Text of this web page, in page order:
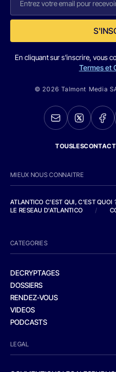
En cliquant sur s'inscrire, vous
Termes et
© 2026 Talmont Media
MIEUX NOUS CONNAITRE
ATLANTICO C'EST QUI, C'EST QUOI
LE RESEAU D'ATLANTICO
/
CATEGORIES
DECRYPTAGES
DOSSIERS
RENDEZ-VOUS
VIDEOS
PODCASTS
LEGAL